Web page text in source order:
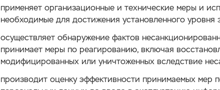
применяет организационные и технические меры и
необходимые для достижения установленного
осуществляет обнаружение фактов
принимает меры по реагированию, включая
модифицированных или уничтоженных вследствие
производит оценку эффективности принимаемых мер